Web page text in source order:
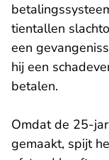
tientallen
een
hij een
betalen.
Omdat de 25-
gemaakt, spijt